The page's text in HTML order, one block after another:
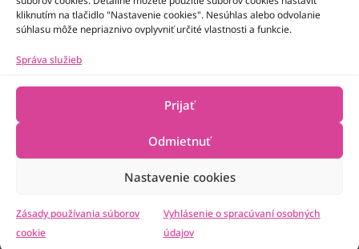
kliknutím na tlačidlo "Nastavenie cookies". Nesúhlas alebo odvolanie
súhlasu môže nepriaznivo ovplyvniť určité vlastnosti a funkcie.
Správa služieb
Prijať
Odmietnuť
Nastavenie cookies
Zásady používania súborov
cookie
Vyhlásenie o spracúvaní osobných
údajov
2022-2026 © Národné osvetové centrumVšetky práva vyhradené